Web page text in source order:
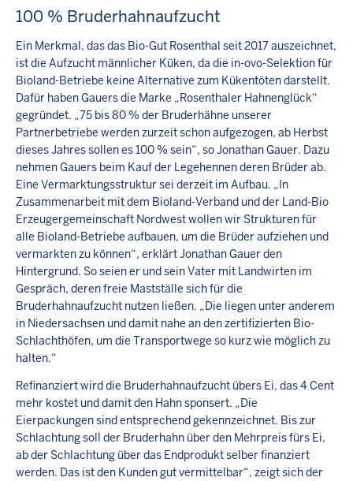
100 % Bruderhahnaufzucht
Ein Merkmal, das das Bio-Gut Rosenthal seit 2017 auszeichnet,
ist die Aufzucht männlicher Küken, da die in-ovo-Selektion für
Bioland-Betriebe keine Alternative zum Kükentöten darstellt.
Dafür haben Gauers die Marke „Rosenthaler Hahnenglück“
gegründet. „75 bis 80 % der Bruderhähne unserer
Partnerbetriebe werden zurzeit schon aufgezogen, ab Herbst
dieses Jahres sollen es 100 % sein“, so Jonathan Gauer. Dazu
nehmen Gauers beim Kauf der Legehennen deren Brüder ab.
Eine Vermarktungsstruktur sei derzeit im Aufbau. „In
Zusammenarbeit mit dem Bioland-Verband und der Land-Bio
Erzeugergemeinschaft Nordwest wollen wir Strukturen für
alle Bioland-Betriebe aufbauen, um die Brüder aufziehen und
vermarkten zu können“, erklärt Jonathan Gauer den
Hintergrund. So seien er und sein Vater mit Landwirten im
Gespräch, deren freie Mastställe sich für die
Bruderhahnaufzucht nutzen ließen. „Die liegen unter anderem
in Niedersachsen und damit nahe an den zertifizierten Bio-
Schlachthöfen, um die Transportwege so kurz wie möglich zu
halten.“
Refinanziert wird die Bruderhahnaufzucht übers Ei, das 4 Cent
mehr kostet und damit den Hahn sponsert. „Die
Eierpackungen sind entsprechend gekennzeichnet. Bis zur
Schlachtung soll der Bruderhahn über den Mehrpreis fürs Ei,
ab der Schlachtung über das Endprodukt selber finanziert
werden. Das ist den Kunden gut vermittelbar“, zeigt sich der